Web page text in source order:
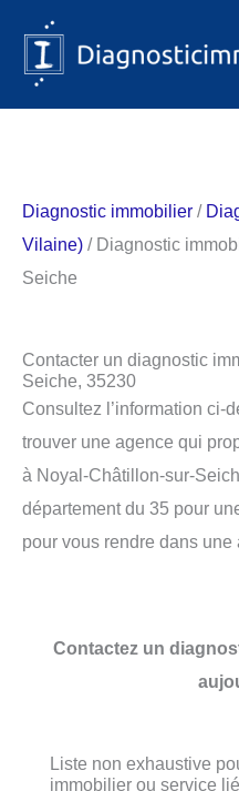
contenu
Diagnostic immobilier /
Vilaine) / Diagnostic
Seiche
Contacter un diagnostic
Seiche, 35230
Consultez l’information ci-
trouver une agence qui
à Noyal-Châtillon-sur-
département du 35 pour
pour vous rendre dans une
Contactez un
Liste non exhaustive
immobilier ou service